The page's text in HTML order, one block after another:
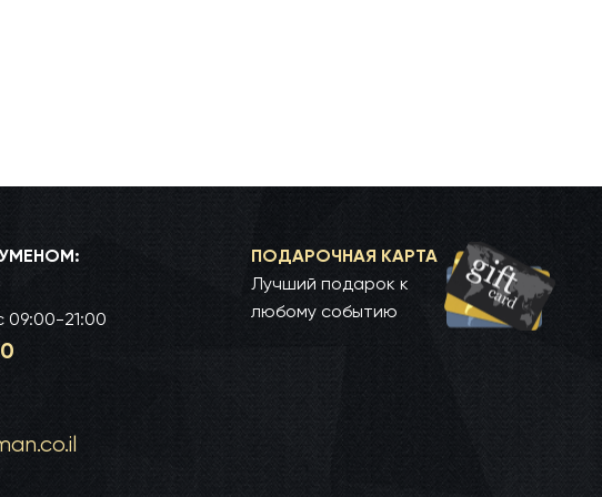
09:00-21:00
ПОДАРОЧНАЯ КАРТА
Лучший подарок к
любому событию